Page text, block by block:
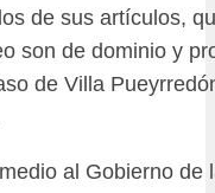
de sus artículos,
son de dominio y
de Villa
al Gobierno de